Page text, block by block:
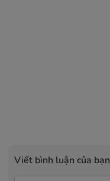
Viết bình luận của bạn